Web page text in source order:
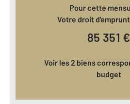
Pour cette
Votre droit
85 351 €
Voir les 2 biens correspondant à votre
budget